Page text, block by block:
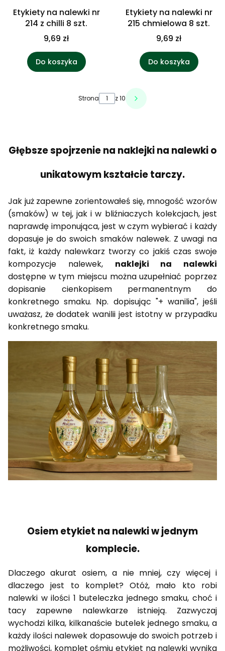
Etykiety na nalewki nr
214 z chilli 8 szt.
9,69 zł
Do koszyka
Etykiety na nalewki nr
215 chmielowa 8 szt.
9,69 zł
Do koszyka
Strona z 10
Głębsze spojrzenie na naklejki na nalewki o
unikatowym kształcie tarczy.
Jak już zapewne zorientowałeś się, mnogość wzorów
(smaków) w tej, jak i w bliźniaczych kolekcjach, jest
naprawdę imponująca, jest w czym wybierać i każdy
dopasuje je do swoich smaków nalewek. Z uwagi na
fakt, iż każdy nalewkarz tworzy co jakiś czas swoje
kompozycje nalewek, naklejki na nalewki
dostępne w tym miejscu można uzupełniać poprzez
dopisanie cienkopisem permanentnym do
konkretnego smaku. Np. dopisując "+ wanilia", jeśli
uważasz, że dodatek wanilii jest istotny w przypadku
konkretnego smaku.
Osiem etykiet na nalewki w jednym
komplecie.
Dlaczego akurat osiem, a nie mniej, czy więcej i
dlaczego jest to komplet? Otóż, mało kto robi
nalewki w ilości 1 buteleczka jednego smaku, choć i
tacy zapewne nalewkarze istnieją. Zazwyczaj
wychodzi kilka, kilkanaście butelek jednego smaku, a
każdy ilości nalewek dopasowuje do swoich potrzeb i
możliwości, komplet ośmiu etykiet na nalewki wynika